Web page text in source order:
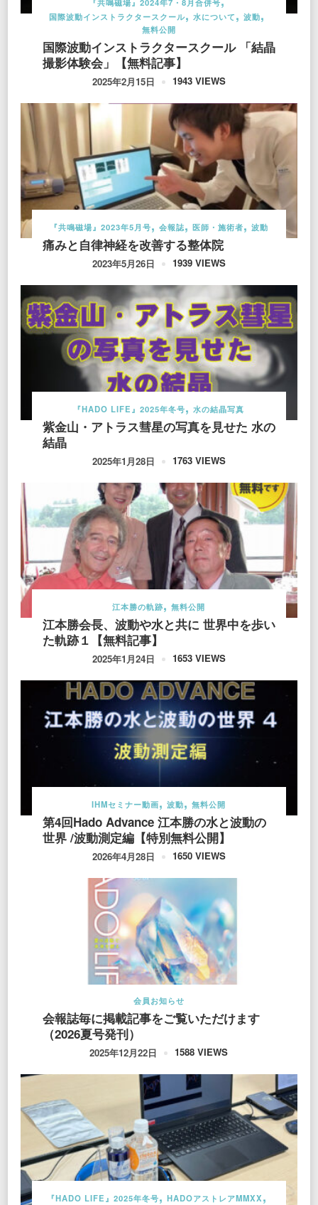
国際波動インストラクタースクール
水について
波動
無料公開
国際波動インストラクタースクール 「結晶
撮影体験会」【無料記事】
2025年2月15日 1943 VIEWS
『共鳴磁場』2023年5月号 会報誌 医師・施術者 波動
痛みと自律神経を改善する整体院
2023年5月26日 1939 VIEWS
『HADO LIFE』2025年冬号 水の結晶写真
紫金山・アトラス彗星の写真を見せた 水の
結晶
2025年1月28日 1763 VIEWS
江本勝の軌跡 無料公開
江本勝会長、波動や水と共に 世界中を歩い
た軌跡１【無料記事】
2025年1月24日 1653 VIEWS
IHMセミナー動画 波動 無料公開
第4回Hado Advance 江本勝の水と波動の
世界 /波動測定編【特別無料公開】
2026年4月28日 1650 VIEWS
会員お知らせ
会報誌毎に掲載記事をご覧いただけます
（2026夏号発刊）
2025年12月22日 1588 VIEWS
『HADO LIFE』2025年冬号
HADOアストレアMMXX